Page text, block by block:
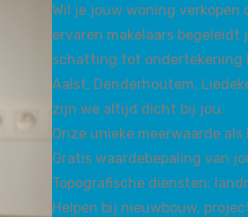
Wil je jouw woning verkopen
ervaren makelaars
schatting tot ondertekening
Aalst, Denderhoutem,
zijn we altijd dicht bij jou.
Onze unieke meerwaarde
Gratis waardebepaling van
Topografische diensten:
Helpen bij nieuwbouw,